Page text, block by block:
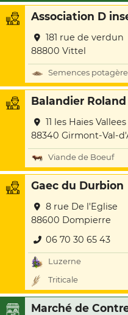
Association D
181 rue de verdun
88800 Vittel
Semences
Balandier Roland
11 les Haies Vallees
88340 Girmont-Val-
Viande de Boeuf
Gaec du Durbion
8 rue De l'Eglise
88600 Dompierre
06 70 30 65 43
Luzerne
Triticale
Marché de